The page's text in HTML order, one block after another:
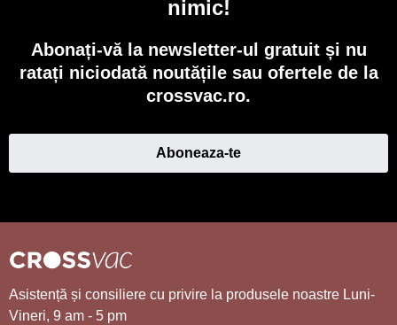
nimic!
Abonați-vă la newsletter-ul gratuit și nu
ratați niciodată noutățile sau ofertele de la
crossvac.ro.
Aboneaza-te
Asistență și consiliere cu privire la produsele noastre Luni-
Vineri, 9 am - 5 pm